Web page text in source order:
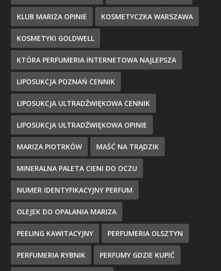
KLUB MARIZA OPINIE KOSMETYCZKA WARSZAWA
KOSMETYKI GOLDWELL
KTÓRA PERFUMERIA INTERNETOWA NAJLEPSZA
LIPOSUKCJA POZNAŃ CENNIK
LIPOSUKCJA ULTRADŹWIĘKOWA CENNIK
LIPOSUKCJA ULTRADŹWIĘKOWA OPINIE
MARIZA PIOTRKÓW MAŚĆ NA TRĄDZIK
MINERALNA PALETA CIENI DO OCZU
NUMER IDENTYFIKACYJNY PERFUM
OLEJEK DO OPALANIA MARIZA
PEELING KAWITACYJNY PERFUMERIA OLSZTYN
PERFUMERIA RYBNIK PERFUMY GDZIE KUPIĆ